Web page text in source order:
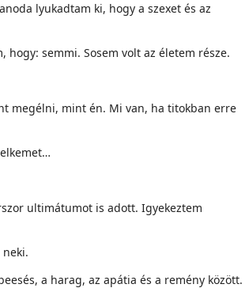
lyukadtam ki, hogy a szexet és az
semmi. Sosem volt az életem része.
megélni, mint én. Mi van, ha titokban erre
ultimátumot is adott. Igyekeztem
a harag, az apátia és a remény között.